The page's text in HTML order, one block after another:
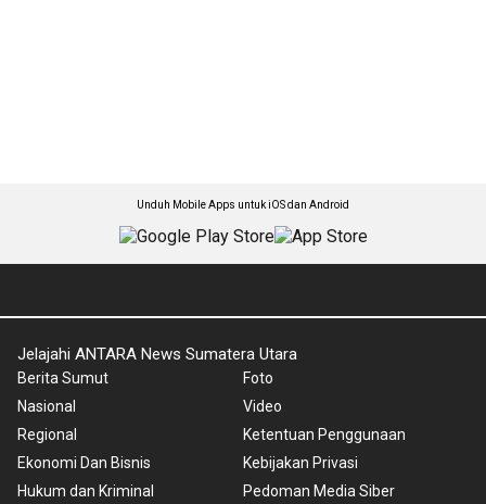
Unduh Mobile Apps untuk iOS dan Android
Jelajahi ANTARA News Sumatera Utara
Berita Sumut
Nasional
Regional
Ekonomi Dan Bisnis
Hukum dan Kriminal
Foto
Video
Ketentuan Penggunaan
Kebijakan Privasi
Pedoman Media Siber